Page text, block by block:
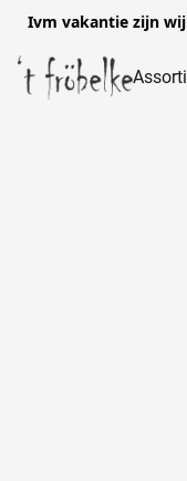
Ivm vakantie zijn